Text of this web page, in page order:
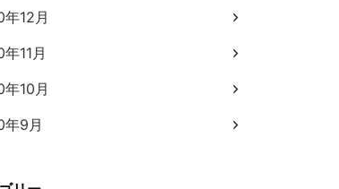
12月
11月
10月
9月